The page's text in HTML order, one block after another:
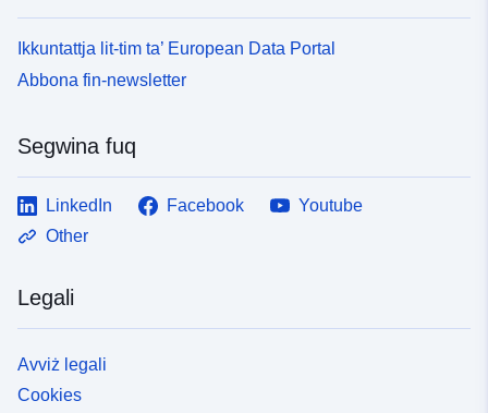
Ikkuntattja lit-tim ta’ European Data Portal
Abbona fin-newsletter
Segwina fuq
LinkedIn Facebook
Youtube
Other
Legali
Avviż legali
Cookies